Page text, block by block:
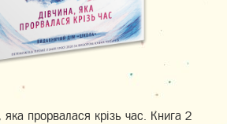
яка прорвалася крізь час. Книга 2